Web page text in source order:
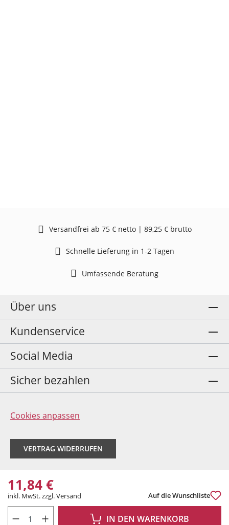
11,84 €
inkl. MwSt. zzgl. Versand Auf die Wunschliste
IN DEN WARENKORB
Versandfrei ab 75 € netto | 89,25 € brutto
Schnelle Lieferung in 1-2 Tagen
Umfassende Beratung
Über uns
Kundenservice
Social Media
Sicher bezahlen
Cookies anpassen
VERTRAG WIDERRUFEN